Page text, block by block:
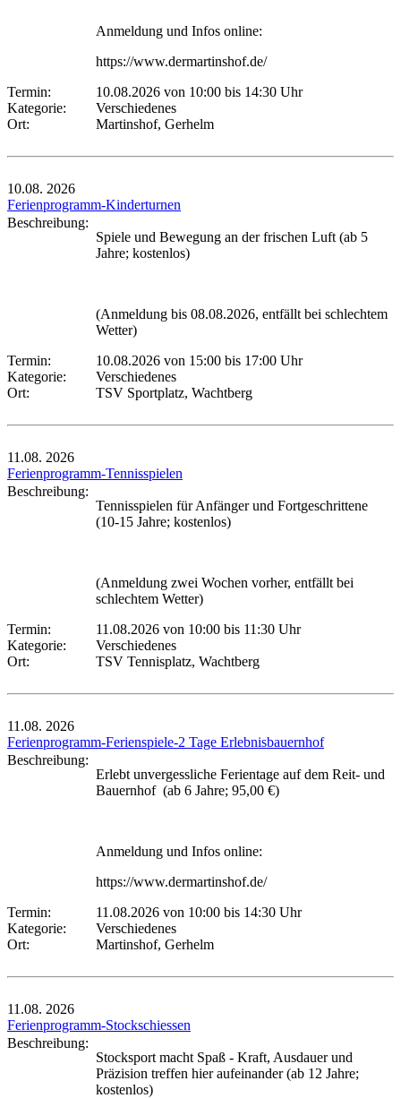
Anmeldung und Infos online:
https://www.dermartinshof.de/
Termin:
10.08.2026 von 10:00 bis 14:30 Uhr
Kategorie:
Verschiedenes
Ort:
Martinshof, Gerhelm
10.08. 2026
Ferienprogramm-Kinderturnen
Beschreibung:
Spiele und Bewegung an der frischen Luft (ab 5
Jahre; kostenlos)
(Anmeldung bis 08.08.2026, entfällt bei schlechtem
Wetter)
Termin:
10.08.2026 von 15:00 bis 17:00 Uhr
Kategorie:
Verschiedenes
Ort:
TSV Sportplatz, Wachtberg
11.08. 2026
Ferienprogramm-Tennisspielen
Beschreibung:
Tennisspielen für Anfänger und Fortgeschrittene
(10-15 Jahre; kostenlos)
(Anmeldung zwei Wochen vorher, entfällt bei
schlechtem Wetter)
Termin:
11.08.2026 von 10:00 bis 11:30 Uhr
Kategorie:
Verschiedenes
Ort:
TSV Tennisplatz, Wachtberg
11.08. 2026
Ferienprogramm-Ferienspiele-2 Tage Erlebnisbauernhof
Beschreibung:
Erlebt unvergessliche Ferientage auf dem Reit- und
Bauernhof (ab 6 Jahre; 95,00 €)
Anmeldung und Infos online:
https://www.dermartinshof.de/
Termin:
11.08.2026 von 10:00 bis 14:30 Uhr
Kategorie:
Verschiedenes
Ort:
Martinshof, Gerhelm
11.08. 2026
Ferienprogramm-Stockschiessen
Beschreibung:
Stocksport macht Spaß - Kraft, Ausdauer und
Präzision treffen hier aufeinander (ab 12 Jahre;
kostenlos)